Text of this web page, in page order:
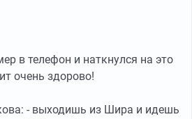
в телефон и наткнулся на это
очень здорово!
- выходишь из Шира и идешь